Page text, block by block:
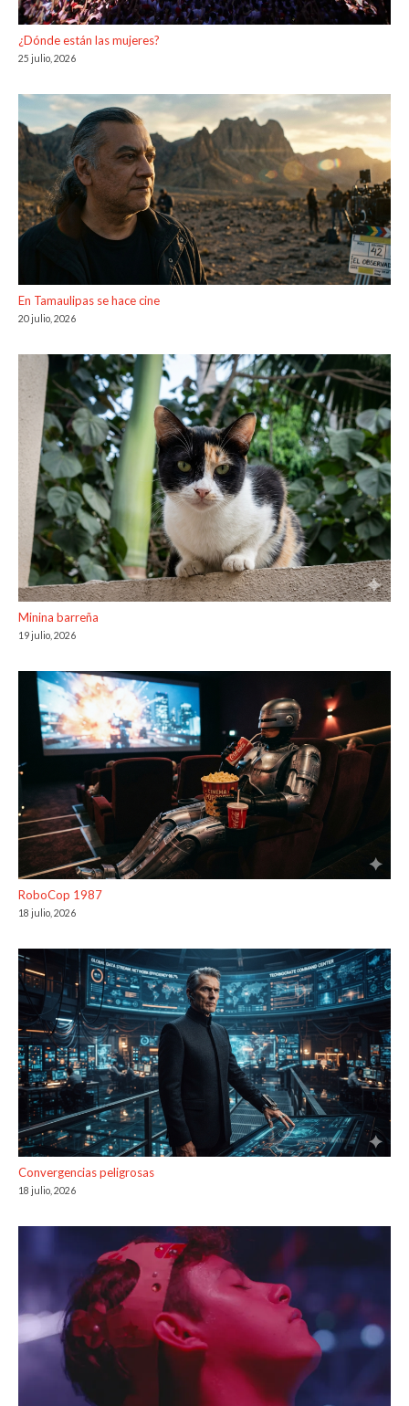
¿Dónde están las mujeres?
25 julio, 2026
En Tamaulipas se hace cine
20 julio, 2026
Minina barreña
19 julio, 2026
RoboCop 1987
18 julio, 2026
Convergencias peligrosas
18 julio, 2026